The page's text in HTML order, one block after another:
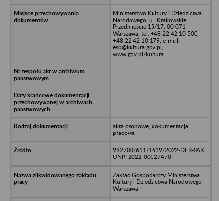
Ministerstwo Kultury i Dziedzictwa
Narodowego, ul. Krakowskie
Przedmieście 15/17, 00-071
Warszawa, tel. +48 22 42 10 500,
+48 22 42 10 179, e-mail:
esp@kultura.gov.pl,
www.gov.pl/kultura
akta osobowe, dokumentacja
płacowa
992700/611/1619/2022-DER-SAK,
UNP: 2022-00527470
Zakład Gospodarczy Ministerstwa
Kultury i Dziedzictwa Narodowego -
Warszawa